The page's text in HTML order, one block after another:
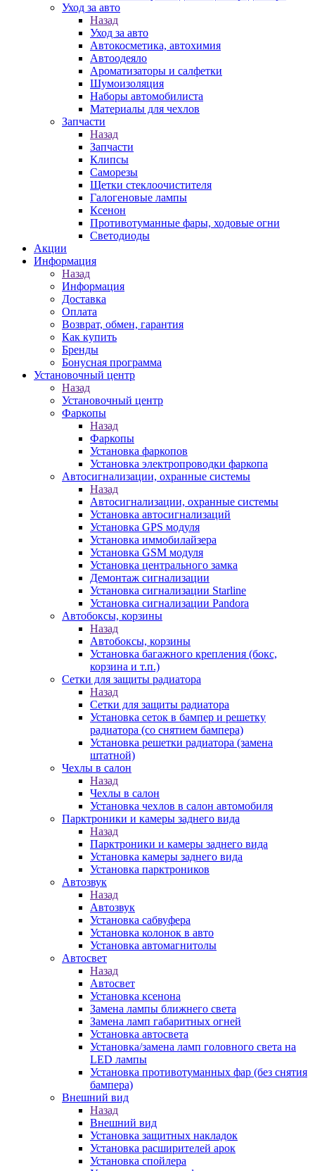
Уход за авто
Назад
Уход за авто
Автокосметика, автохимия
Автоодеяло
Ароматизаторы и салфетки
Шумоизоляция
Наборы автомобилиста
Материалы для чехлов
Запчасти
Назад
Запчасти
Клипсы
Саморезы
Щетки стеклоочистителя
Галогеновые лампы
Ксенон
Противотуманные фары, ходовые огни
Светодиоды
Акции
Информация
Назад
Информация
Доставка
Оплата
Возврат, обмен, гарантия
Как купить
Бренды
Бонусная программа
Установочный центр
Назад
Установочный центр
Фаркопы
Назад
Фаркопы
Установка фаркопов
Установка электропроводки фаркопа
Автосигнализации, охранные системы
Назад
Автосигнализации, охранные системы
Установка автосигнализаций
Установка GPS модуля
Установка иммобилайзера
Установка GSM модуля
Установка центрального замка
Демонтаж сигнализации
Установка сигнализации Starline
Установка сигнализации Pandora
Автобоксы, корзины
Назад
Автобоксы, корзины
Установка багажного крепления (бокс,
корзина и т.п.)
Сетки для защиты радиатора
Назад
Сетки для защиты радиатора
Установка сеток в бампер и решетку
радиатора (со снятием бампера)
Установка решетки радиатора (замена
штатной)
Чехлы в салон
Назад
Чехлы в салон
Установка чехлов в салон автомобиля
Парктроники и камеры заднего вида
Назад
Парктроники и камеры заднего вида
Установка камеры заднего вида
Установка парктроников
Автозвук
Назад
Автозвук
Установка сабвуфера
Установка колонок в авто
Установка автомагнитолы
Автосвет
Назад
Автосвет
Установка ксенона
Замена лампы ближнего света
Замена ламп габаритных огней
Установка автосвета
Установка/замена ламп головного света на
LED лампы
Установка противотуманных фар (без снятия
бампера)
Внешний вид
Назад
Внешний вид
Установка защитных накладок
Установка расширителей арок
Установка спойлера